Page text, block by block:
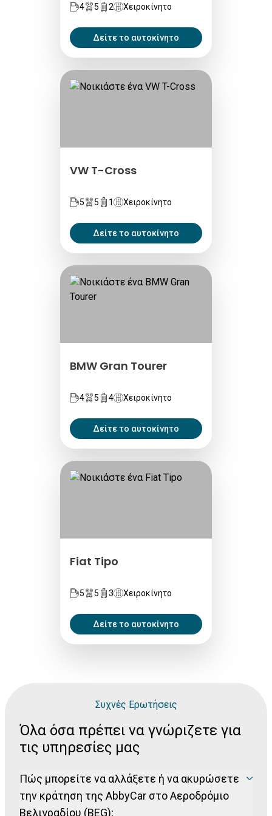
4 5 2 Χειροκίνητο
Δείτε το αυτοκίνητο
VW T-Cross
5 5 1 Χειροκίνητο
Δείτε το αυτοκίνητο
BMW Gran Tourer
4 5 4 Χειροκίνητο
Δείτε το αυτοκίνητο
Fiat Tipo
5 5 3 Χειροκίνητο
Δείτε το αυτοκίνητο
Συχνές Ερωτήσεις
Όλα όσα πρέπει να γνώριζετε για
τις υπηρεσίες μας
Πώς μπορείτε να αλλάξετε ή να ακυρώσετε
την κράτηση της AbbyCar στο Αεροδρόμιο
Βελιγραδίου (BEG);